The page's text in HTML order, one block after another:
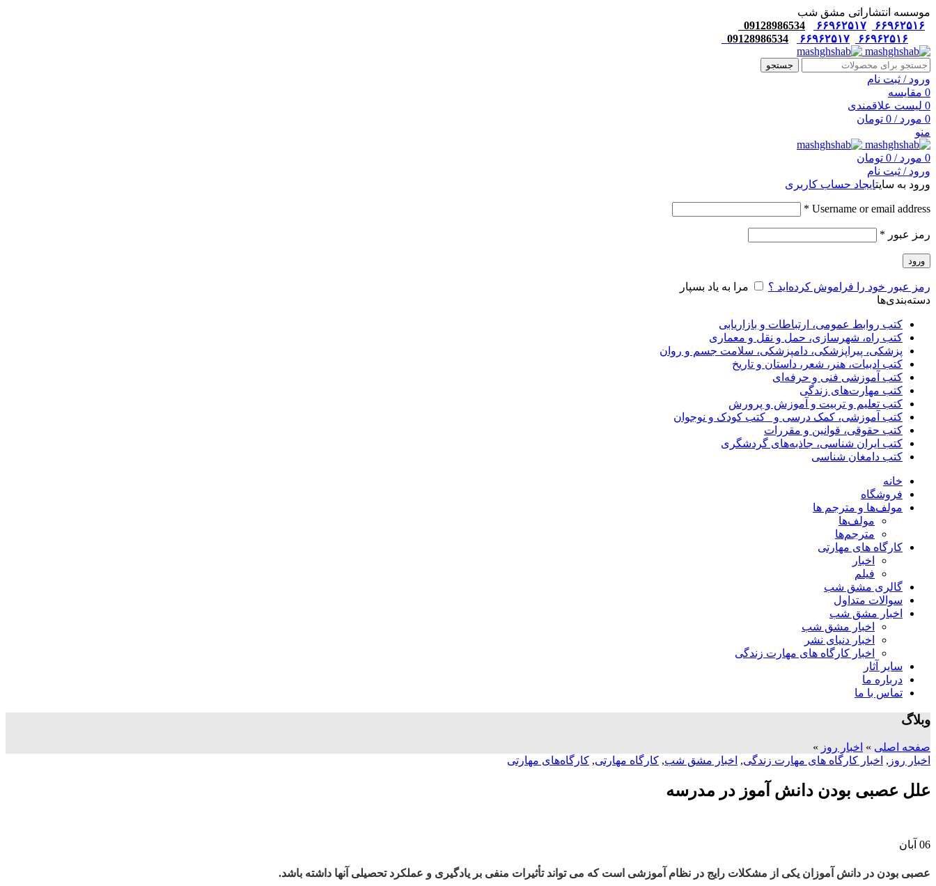
موسسه انتشاراتی مشق شب
۶۶۹۶۲۵۱۶
۶۶۹۶۲۵۱۷
09128986534
۶۶۹۶۲۵۱۶
۶۶۹۶۲۵۱۷ 09128986534
جستجو
ورود / ثبت نام
0 مقایسه
0 لیست علاقمندی
0 مورد /
0 تومان
منو
0 مورد /
0 تومان
ورود / ثبت نام
ورود به سایتایجاد حساب کاربری
Username or email address
*
رمز عبور *
ورود
رمز عبور خود را فراموش کرده‌اید ؟
مرا به یاد بسپار
دسته‌بندی‌ها
کتب روابط عمومی، ارتباطات و بازاریابی
کتب راه، شهرسازی، حمل و نقل و معماری
پزشکی، پیراپزشکی، دامپزشکی، سلامت جسم و روان
کتب ادبیات، هنر، شعر، داستان و تاریخ
کتب آموزشی فنی و حرفه‌ای
کتب مهارت‌های زندگی
کتب تعلیم و تربیت و آموزش و پرورش
کتب آموزشی، کمک درسی و _کتب کودک و نوجوان
کتب حقوقی، قوانین و مقررات
کتب ایران شناسی، جاذبه‌های گردشگری
کتب دامغان شناسی
خانه
فروشگاه
مولف‌ها و مترجم ها
مولف‌ها
مترجم‌ها
کارگاه های مهارتی
اخبار
فیلم
گالری مشق شب
سوالات متداول
اخبار مشق شب
اخبار مشق شب
اخبار دنیای نشر
اخبار کارگاه های مهارت زندگی
سایر آثار
درباره ما
تماس با ما
وبلاگ
صفحه اصلی » اخبار روز »
اخبار روز , اخبار کارگاه های مهارت زندگی, اخبار مشق شب, کارگاه مهارتی, کارگاه‌های مهارتی
علل عصبی بودن دانش آموز در مدرسه
06 آبان
عصبی بودن در دانش آموزان یکی از مشکلات رایج در نظام آموزشی است که می تواند تأثیرات منفی بر یادگیری و عملکرد تحصیلی آنها داشته باشد.